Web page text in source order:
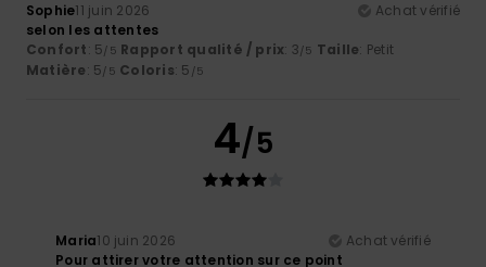
Sophie11 juin 2026
Achat vérifié
selon les attentes
Confort: 5/5 Rapport qualité / prix: 3/5 Taille: Petit
Matière: 5/5 Coloris: 5 /5
4/5
Maria10 juin 2026
Achat vérifié
Pour attirer votre attention sur ce point